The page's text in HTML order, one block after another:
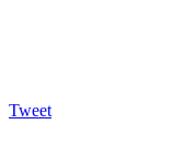
Tweet